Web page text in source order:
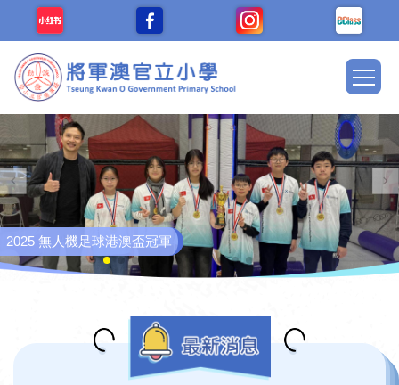
移至主內容
Main
2025 無人機足球港澳盃冠軍